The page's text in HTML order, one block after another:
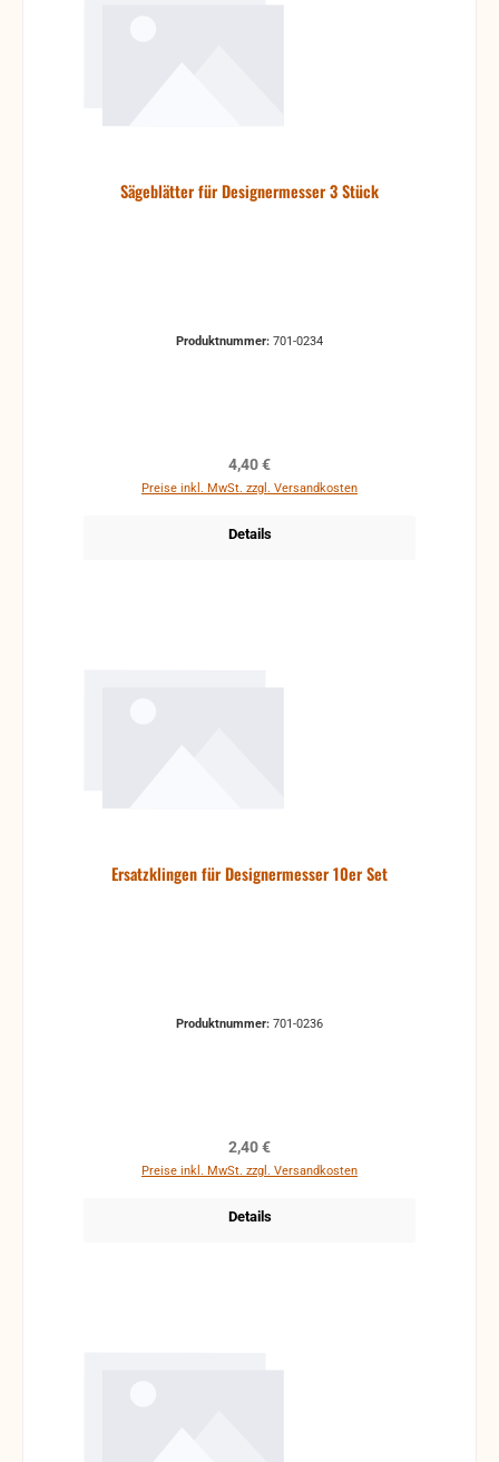
Sägeblätter für Designermesser 3 Stück
Produktnummer: 701-0234
Regulärer Preis:
4,40 €
Preise inkl. MwSt. zzgl. Versandkosten
Details
Ersatzklingen für Designermesser 10er Set
Produktnummer: 701-0236
Regulärer Preis:
2,40 €
Preise inkl. MwSt. zzgl. Versandkosten
Details